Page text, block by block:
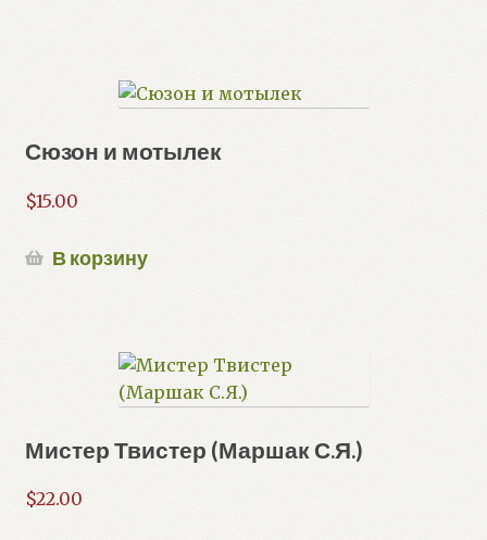
Сюзон и мотылек
$15.00
В корзину
Мистер Твистер (Маршак С.Я.)
$22.00